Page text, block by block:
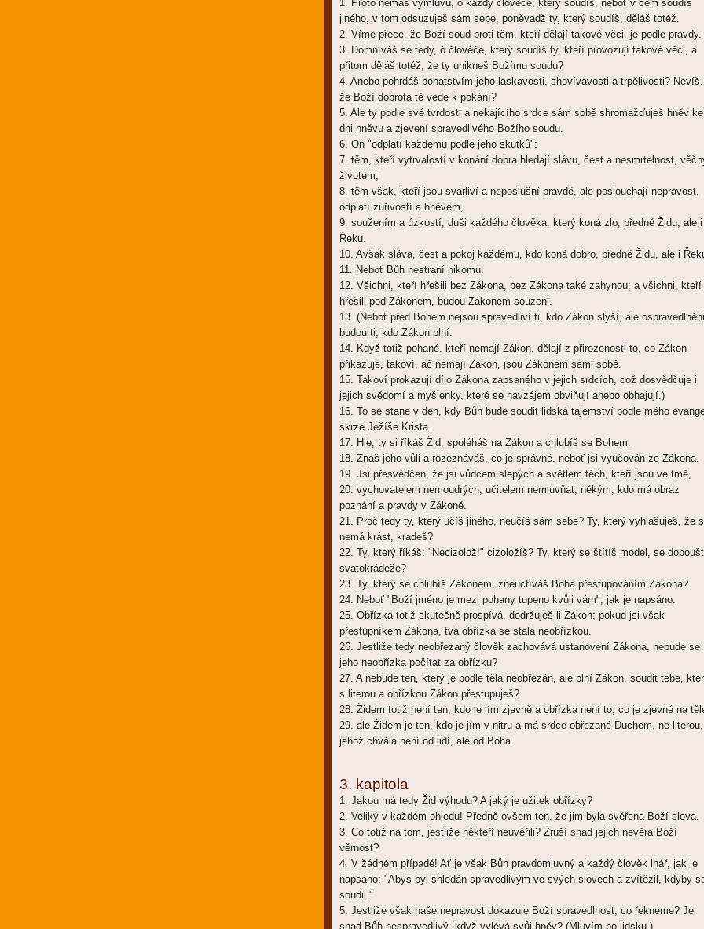
1. Proto nemáš výmluvu, ó každý člověče, který soudíš, neboť v čem soudíš
jiného, v tom odsuzuješ sám sebe, poněvadž ty, který soudíš, děláš totéž.
2. Víme přece, že Boží soud proti těm, kteří dělají takové věci, je podle pravdy.
3. Domníváš se tedy, ó člověče, který soudíš ty, kteří provozují takové věci, a
přitom děláš totéž, že ty unikneš Božímu soudu?
4. Anebo pohrdáš bohatstvím jeho laskavosti, shovívavosti a trpělivosti? Nevíš,
že Boží dobrota tě vede k pokání?
5. Ale ty podle své tvrdosti a nekajícího srdce sám sobě shromažďuješ hněv ke
dni hněvu a zjevení spravedlivého Božího soudu.
6. On "odplatí každému podle jeho skutků":
7. těm, kteří vytrvalostí v konání dobra hledají slávu, čest a nesmrtelnost,
životem;
8. těm však, kteří jsou svárliví a neposlušní pravdě, ale poslouchají nepravost,
odplatí zuřivostí a hněvem,
9. soužením a úzkostí, duši každého člověka, který koná zlo, předně Židu, ale i
Řeku.
10. Avšak sláva, čest a pokoj každému, kdo koná dobro, předně Židu, ale i
11. Neboť Bůh nestraní nikomu.
12. Všichni, kteří hřešili bez Zákona, bez Zákona také zahynou; a všichni, kteří
hřešili pod Zákonem, budou Zákonem souzeni.
13. (Neboť před Bohem nejsou spravedliví ti, kdo Zákon slyší, ale ospravedlněni
budou ti, kdo Zákon plní.
14. Když totiž pohané, kteří nemají Zákon, dělají z přirozenosti to, co Zákon
přikazuje, takoví, ač nemají Zákon, jsou Zákonem sami sobě.
15. Takoví prokazují dílo Zákona zapsaného v jejich srdcích, což dosvědčuje i
jejich svědomí a myšlenky, které se navzájem obviňují anebo obhajují.)
16. To se stane v den, kdy Bůh bude soudit lidská tajemství podle mého
skrze Ježíše Krista.
17. Hle, ty si říkáš Žid, spoléháš na Zákon a chlubíš se Bohem.
18. Znáš jeho vůli a rozeznáváš, co je správné, neboť jsi vyučován ze Zákona.
19. Jsi přesvědčen, že jsi vůdcem slepých a světlem těch, kteří jsou ve tmě,
20. vychovatelem nemoudrých, učitelem nemluvňat, někým, kdo má obraz
poznání a pravdy v Zákoně.
21. Proč tedy ty, který učíš jiného, neučíš sám sebe? Ty, který vyhlašuješ, že
nemá krást, kradeš?
22. Ty, který říkáš: "Necizolož!" cizoložíš? Ty, který se štítíš model, se
svatokrádeže?
23. Ty, který se chlubíš Zákonem, zneuctíváš Boha přestupováním Zákona?
24. Neboť "Boží jméno je mezi pohany tupeno kvůli vám", jak je napsáno.
25. Obřízka totiž skutečně prospívá, dodržuješ-li Zákon; pokud jsi však
přestupníkem Zákona, tvá obřízka se stala neobřízkou.
26. Jestliže tedy neobřezaný člověk zachovává ustanovení Zákona, nebude se
jeho neobřízka počítat za obřízku?
27. A nebude ten, který je podle těla neobřezán, ale plní Zákon, soudit tebe,
s literou a obřízkou Zákon přestupuješ?
28. Židem totiž není ten, kdo je jím zjevně a obřízka není to, co je zjevné na
29. ale Židem je ten, kdo je jím v nitru a má srdce obřezané Duchem, ne literou,
jehož chvála není od lidí, ale od Boha.
3. kapitola
1. Jakou má tedy Žid výhodu? A jaký je užitek obřízky?
2. Veliký v každém ohledu! Předně ovšem ten, že jim byla svěřena Boží slova.
3. Co totiž na tom, jestliže někteří neuvěřili? Zruší snad jejich nevěra Boží
věrnost?
4. V žádném případě! Ať je však Bůh pravdomluvný a každý člověk lhář, jak je
napsáno: "Abys byl shledán spravedlivým ve svých slovech a zvítězil, kdyby
soudil."
5. Jestliže však naše nepravost dokazuje Boží spravedlnost, co řekneme? Je
snad Bůh nespravedlivý, když vylévá svůj hněv? (Mluvím po lidsku.)